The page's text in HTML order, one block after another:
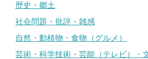
歴史・郷土
社会問題・批評・雑感
自然・動植物・食物（グルメ）
芸術・科学技術・芸能（テレビ）・